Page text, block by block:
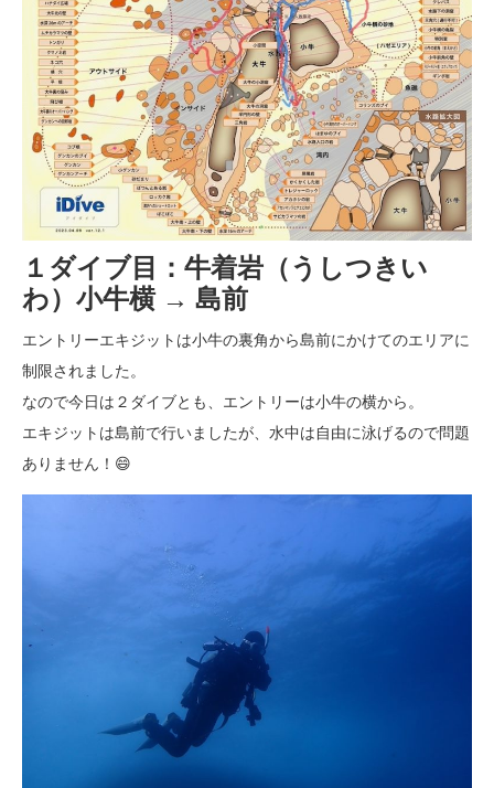
１ダイブ目：牛着岩（うしつきい
わ）小牛横 → 島前
エントリーエキジットは小牛の裏角から島前にかけてのエリアに
制限されました。
なので今日は２ダイブとも、エントリーは小牛の横から。
エキジットは島前で行いましたが、水中は自由に泳げるので問題
ありません！😄